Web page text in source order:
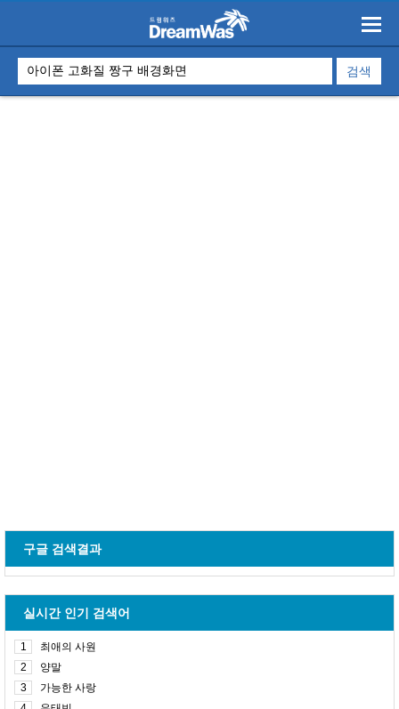
구글 검색결과
실시간 인기 검색어
1
최애의 사원
2
양말
3
가능한 사랑